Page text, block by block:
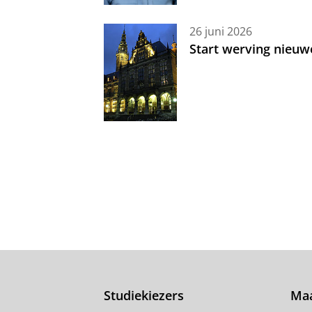
26 juni 2026
Start werving
Studiekiezers